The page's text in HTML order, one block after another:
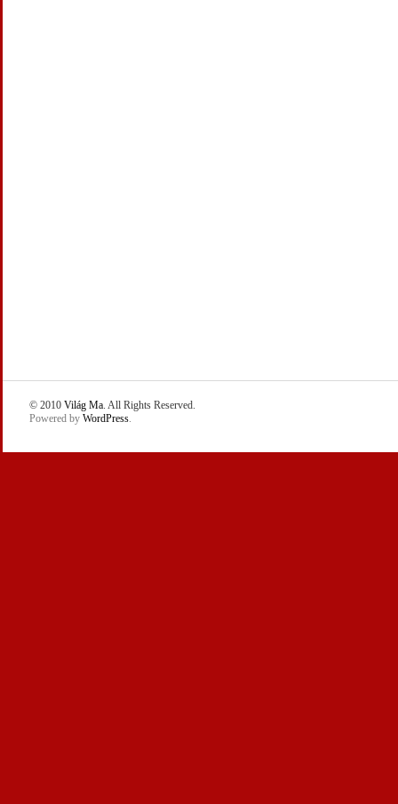
© 2010 Világ Ma. All Rights Reserved.
Powered by WordPress.